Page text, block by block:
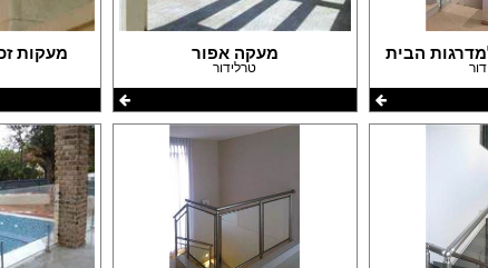
שיפוצים ותיקונים
צבעים
אינסטלטורים
גינון ואביזרים לגינה
מסגריות
עבודות אלומיניום
פיקוח בניה
קבלנים
הבית מעקה אפור
טרלידור
מעקות